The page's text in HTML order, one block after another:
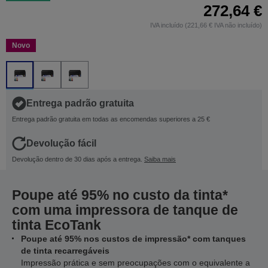
272,64 €
IVA incluído (221,66 € IVA não incluído)
Novo
Entrega padrão gratuita
Entrega padrão gratuita em todas as encomendas superiores a 25 €
Devolução fácil
Devolução dentro de 30 dias após a entrega. Saiba mais
Poupe até 95% no custo da tinta*
com uma impressora de tanque de
tinta EcoTank
Poupe até 95% nos custos de impressão* com tanques
de tinta recarregáveis
Impressão prática e sem preocupações com o equivalente a